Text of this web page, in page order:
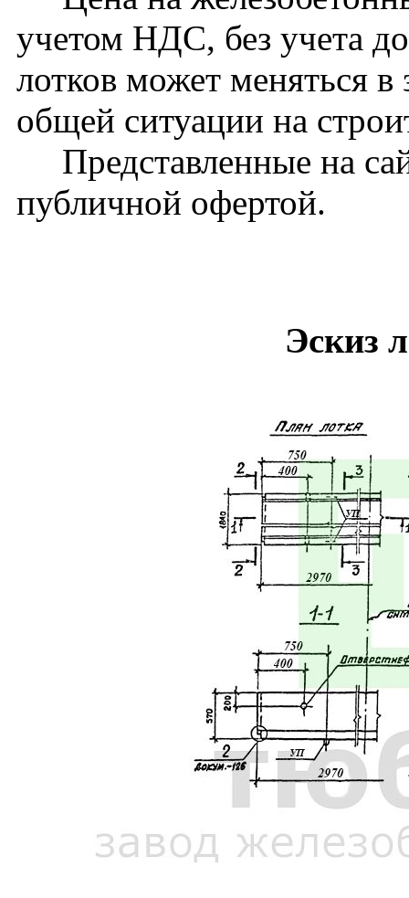
учетом НДС, без учета
лотков может меняться
общей ситуации на
Представленные на
публичной офертой.
Эскиз